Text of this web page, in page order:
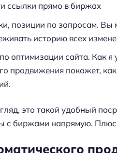
ссылки прямо в биржах
позиции по запросам. Вы
историю всех
оптимизации сайта. Как
продвижения покажет,
это такой удобный
с биржами напрямую.